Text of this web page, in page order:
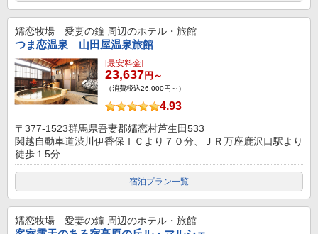
嬬恋牧場 愛妻の鐘 周辺のホテル・旅館
つま恋温泉 山田屋温泉旅館
[最安料金]
23,637円～
（消費税込26,000円～）
4.93
〒377-1523群馬県吾妻郡嬬恋村芦生田533
関越自動車道渋川伊香保ＩＣより７０分、ＪＲ万座鹿沢口駅より
徒歩１5分
宿泊プラン一覧
嬬恋牧場 愛妻の鐘 周辺のホテル・旅館